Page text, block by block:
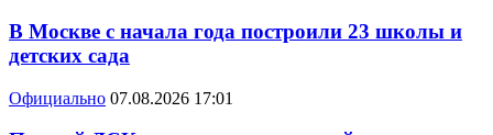
В Москве с начала года построили 23 школы и
детских сада
Официально 07.08.2026 17:01